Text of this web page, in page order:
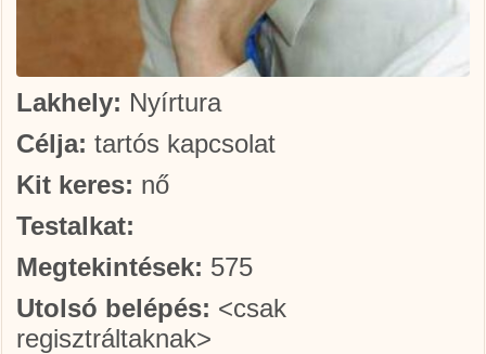
Lakhely: Nyírtura
Célja: tartós kapcsolat
Kit keres: nő
Testalkat:
Megtekintések: 575
Utolsó belépés: <csak
regisztráltaknak>